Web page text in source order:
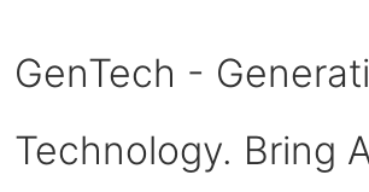
GenTech -
Technology. Bring